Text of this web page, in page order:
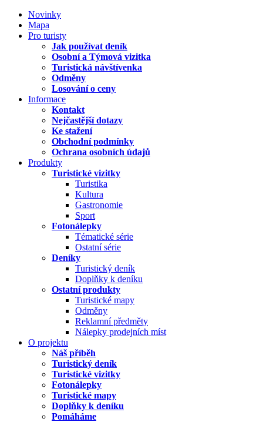
Novinky
Mapa
Pro turisty
Jak používat deník
Osobní a Týmová vizitka
Turistická návštívenka
Odměny
Losování o ceny
Informace
Kontakt
Nejčastější dotazy
Ke stažení
Obchodní podmínky
Ochrana osobních údajů
Produkty
Turistické vizitky
Turistika
Kultura
Gastronomie
Sport
Fotonálepky
Tématické série
Ostatní série
Deníky
Turistický deník
Doplňky k deníku
Ostatní produkty
Turistické mapy
Odměny
Reklamní předměty
Nálepky prodejních míst
O projektu
Náš příběh
Turistický deník
Turistické vizitky
Fotonálepky
Turistické mapy
Doplňky k deníku
Pomáháme